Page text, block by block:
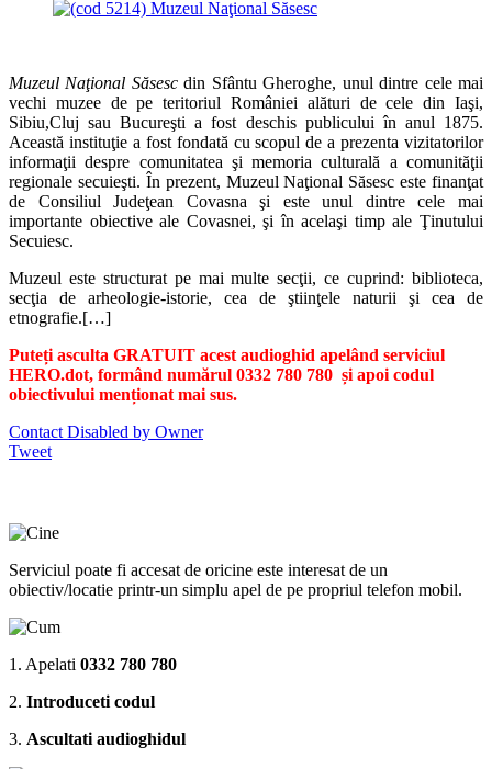
Muzeul Naţional Săsescdin Sfântu Gheroghe, unul dintre cele mai
vechi muzee de pe teritoriul României alături de cele din Iaşi,
Sibiu,Cluj sau Bucureşti a fost deschis publicului în anul 1875.
Această instituţie a fost fondată cu scopul de a prezenta vizitatorilor
informaţii despre comunitatea şi memoria culturală a comunităţii
regionale secuieşti. În prezent, Muzeul Naţional Săsesc este finanţat
de Consiliul Judeţean Covasna şi este unul dintre cele mai
importante obiective ale Covasnei, şi în acelaşi timp ale Ţinutului
Secuiesc.
Muzeul este structurat pe mai multe secţii, ce cuprind: biblioteca,
secţia de arheologie-istorie, cea de ştiinţele naturii şi cea de
etnografie.[…]
Puteți asculta GRATUIT acest audioghid apelând serviciul
HERO.dot, formând numărul 0332 780 780 și apoi codul
obiectivului menționat mai sus.
Contact Disabled by Owner
Tweet
Serviciul poate fi accesat de oricine este interesat de un
obiectiv/locatie printr-un simplu apel de pe propriul telefon mobil.
1. Apelati 0332 780 780
2. Introduceti codul
3. Ascultati audioghidul